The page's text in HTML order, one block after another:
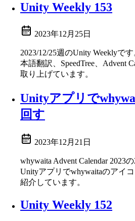
Unity Weekly 153
2023年12月25日
2023/12/25週のUnity Weeklyで
本語翻訳、SpeedTree、Advent
取り上げています。
Unityアプリで
回す
2023年12月21日
whywaita Advent Calendar 2023
Unityアプリでwhywaitaのアイ
紹介しています。
Unity Weekly 152